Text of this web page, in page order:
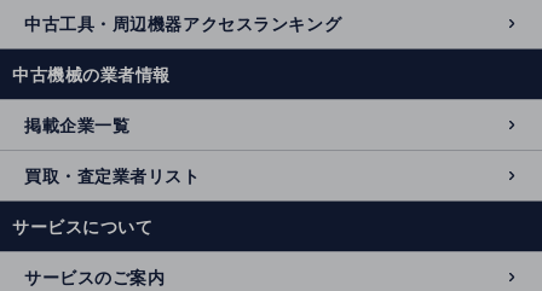
中古工具・周辺機器アクセスランキング
中古機械の業者情報
掲載企業一覧
買取・査定業者リスト
サービスについて
サービスのご案内